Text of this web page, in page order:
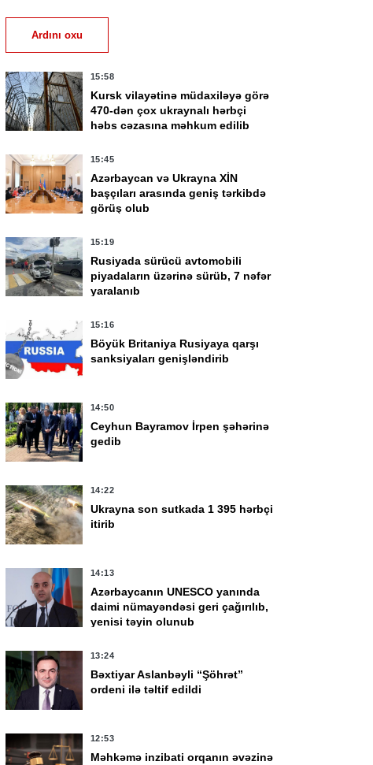
Ardını oxu
15:58
Kursk vilayətinə müdaxiləyə görə
470-dən çox ukraynalı hərbçi
həbs cəzasına məhkum edilib
15:45
Azərbaycan və Ukrayna XİN
başçıları arasında geniş tərkibdə
görüş olub
15:19
Rusiyada sürücü avtomobili
piyadaların üzərinə sürüb, 7 nəfər
yaralanıb
15:16
Böyük Britaniya Rusiyaya qarşı
sanksiyaları genişləndirib
14:50
Ceyhun Bayramov İrpen şəhərinə
gedib
14:22
Ukrayna son sutkada 1 395 hərbçi
itirib
14:13
Azərbaycanın UNESCO yanında
daimi nümayəndəsi geri çağırılıb,
yenisi təyin olunub
13:24
Bəxtiyar Aslanbəyli “Şöhrət”
ordeni ilə təltif edildi
12:53
Məhkəmə inzibati orqanın əvəzinə